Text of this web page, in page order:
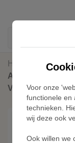
Home
Adidas
Voetbalschoenen
Voor onze
functionele en
technieken.
wij deze ook
Ook willen we